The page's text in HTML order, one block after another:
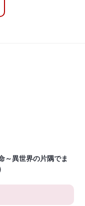
～異世界の片隅でま